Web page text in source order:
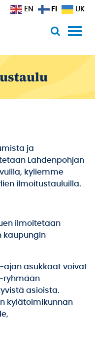
ja
Lahdenpohjan
kyliemme
ilmoitustauluilla.
ilmoitetaan
kaupungin
ajan asukkaat voivat
ryhmään
asioista.
kylätoimikunnan
EN FI UK